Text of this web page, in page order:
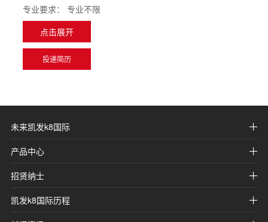
专业要求：
专业不限
点击展开
投递简历
未来凯发k8国际
产品中心
招贤纳士
凯发k8国际历程